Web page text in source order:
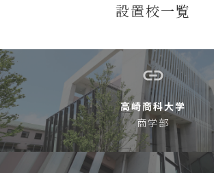
設置校一覧
高崎商科大学
商学部